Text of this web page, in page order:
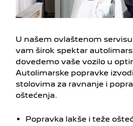
U našem ovlaštenom
vam širok spektar
dovedemo vaše vozilo u
Autolimarske popravke
stolovima za ravnanje i
oštećenja.
Popravka lakše i teže